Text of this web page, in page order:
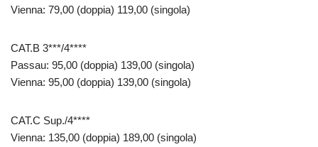
Vienna: 79,00 (doppia) 119,00 (singola)
CAT.B 3***/4****
Passau: 95,00 (doppia) 139,00 (singola)
Vienna: 95,00 (doppia) 139,00 (singola)
CAT.C Sup./4****
Vienna: 135,00 (doppia) 189,00 (singola)